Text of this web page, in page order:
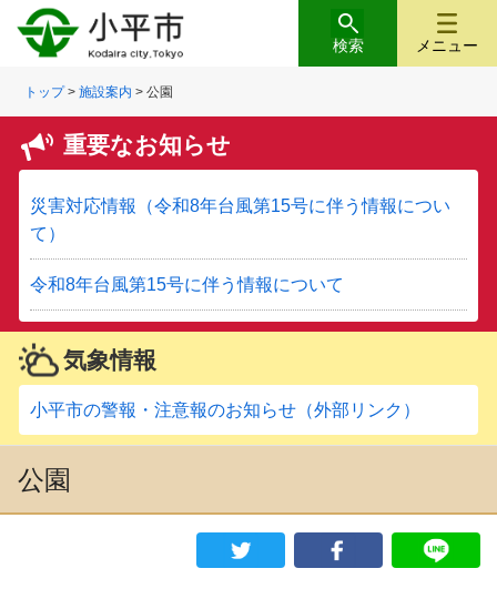
メニュー
検索
トップ>施設案内 > 公園
重要なお知らせ
災害対応情報（令和8年台風第15号に伴う情報につい
て）
令和8年台風第15号に伴う情報について
気象情報
小平市の警報・注意報のお知らせ（外部リンク）
公園